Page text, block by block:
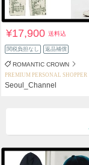
¥17,900送料込
関税負担なし 返品補償
ROMANTIC CROWN
PREMIUM PERSONAL SHOPPER
Seoul_Channel